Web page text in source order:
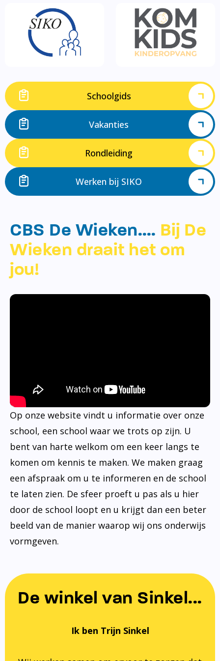
Schoolgids
Vakanties
Rondleiding
Werken bij SIKO
CBS De Wieken…. Bij De
Wieken draait het om
jou!
Op onze website vindt u informatie over onze
school, een school waar we trots op zijn. U
bent van harte welkom om een keer langs te
komen om kennis te maken. We maken graag
een afspraak om u te informeren en de school
te laten zien. De sfeer proeft u pas als u hier
door de school loopt en u krijgt dan een beter
beeld van de manier waarop wij ons onderwijs
vormgeven.
De winkel van Sinkel...
Ik ben Trijn Sinkel